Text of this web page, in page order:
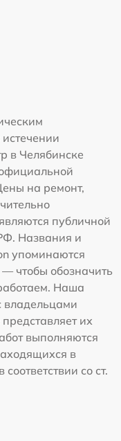
в Челябинске
на ремонт,
публичной
Названия и
упоминаются
чтобы обозначить
Наша
владельцами
их
выполняются
в
со ст.